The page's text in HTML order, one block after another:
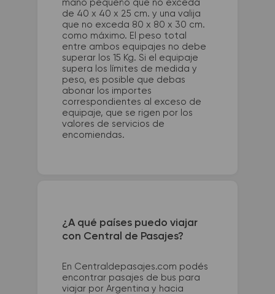
mano pequeño que no exceda
de 40 x 40 x 25 cm. y una valija
que no exceda 80 x 80 x 30 cm.
como máximo. El peso total
entre ambos equipajes no debe
superar los 15 Kg. Si el equipaje
supera los límites de medida y
peso, es posible que debas
abonar los importes
correspondientes al exceso de
equipaje, que se rigen por los
valores de servicios de
encomiendas.
¿A qué países puedo viajar
con Central de Pasajes?
En Centraldepasajes.com podés
encontrar pasajes de bus para
viajar por Argentina y hacia